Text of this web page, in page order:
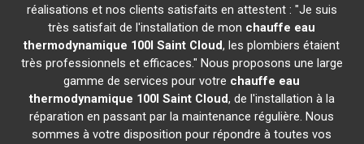
réalisations et nos clients satisfaits en attestent : "Je suis
très satisfait de l'installation de mon chauffe eau
thermodynamique 100l Saint Cloud, les plombiers étaient
très professionnels et efficaces." Nous proposons une large
gamme de services pour votre chauffe eau
thermodynamique 100l Saint Cloud, de l'installation à la
réparation en passant par la maintenance régulière. Nous
sommes à votre disposition pour répondre à toutes vos